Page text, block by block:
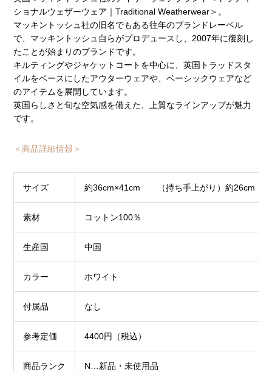
ショナルウェザーウェア｜Traditional Weatherwear＞。
マッキントッシュ社の旧名でもある往年のブランドレーベル
で、マッキントッシュ自らがプロデュースし、2007年に復刻し
たことが始まりのブランドです。
キルティングやジャケットコートを中心に、英国トラッドスタ
イルをベースにしたアウターウェアや、ベーシックウェアなど
のアイテムを展開しています。
英国らしさと旬な空気感を備えた、上質なラインアップが魅力
です。
＜商品詳細情報＞
サイズ 約36cm×41cm （持ち手上がり）約26cm
素材 コットン100％
生産国 中国
カラー ホワイト
付属品 なし
参考定価 4400円（税込）
商品ランク N…新品・未使用品